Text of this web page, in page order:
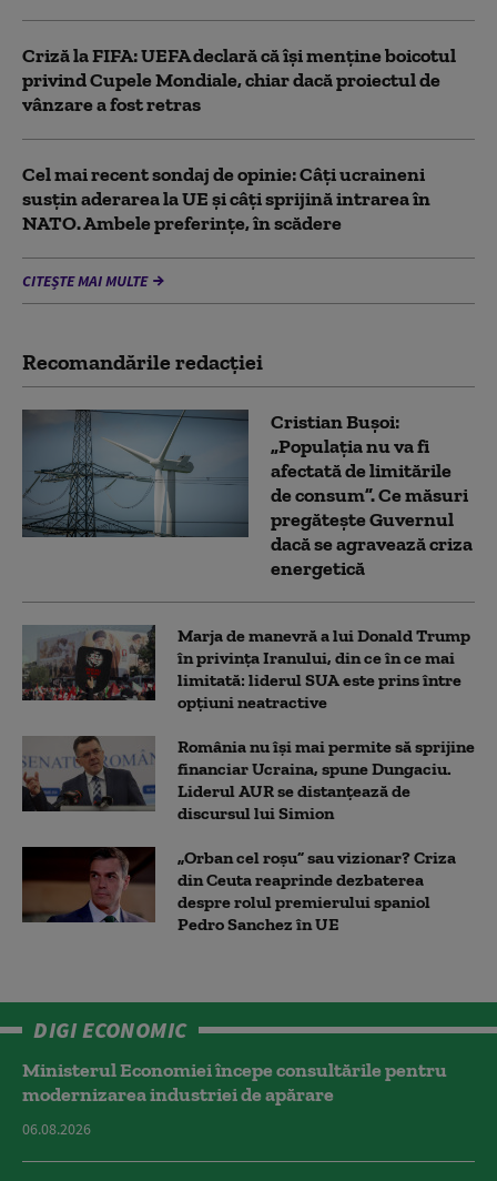
Criză la FIFA: UEFA declară că îşi menţine boicotul
privind Cupele Mondiale, chiar dacă proiectul de
vânzare a fost retras
Cel mai recent sondaj de opinie: Câți ucraineni
susțin aderarea la UE și câți sprijină intrarea în
NATO. Ambele preferințe, în scădere
CITEȘTE MAI MULTE
Recomandările redacţiei
Cristian Bușoi:
„Populația nu va fi
afectată de limitările
de consum”. Ce măsuri
pregătește Guvernul
dacă se agravează criza
energetică
Marja de manevră a lui Donald Trump
în privința Iranului, din ce în ce mai
limitată: liderul SUA este prins între
opțiuni neatractive
România nu își mai permite să sprijine
financiar Ucraina, spune Dungaciu.
Liderul AUR se distanțează de
discursul lui Simion
„Orban cel roșu” sau vizionar? Criza
din Ceuta reaprinde dezbaterea
despre rolul premierului spaniol
Pedro Sanchez în UE
DIGI ECONOMIC
Ministerul Economiei începe consultările pentru
modernizarea industriei de apărare
06.08.2026